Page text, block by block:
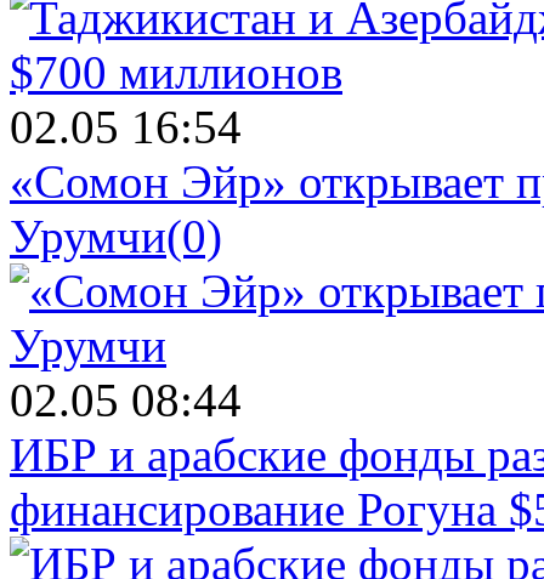
02.05 16:54
«Сомон Эйр» открывает
Урумчи(0)
02.05 08:44
ИБР и арабские фонды
финансирование Рогуна